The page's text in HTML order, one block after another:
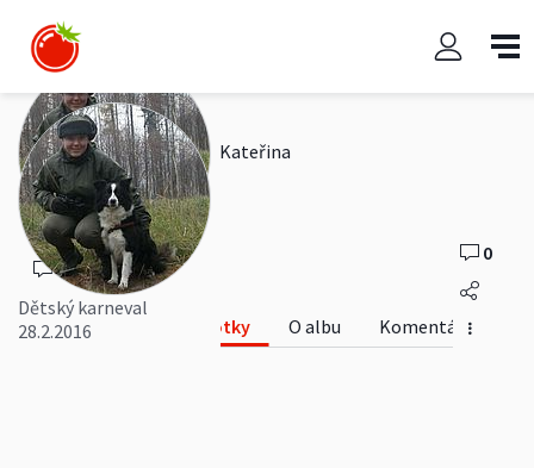
Dětský karneval 28.2.2016
Kateřina
0
Dětský karneval
28.2.2016
Fotky O albu Komentáře
0